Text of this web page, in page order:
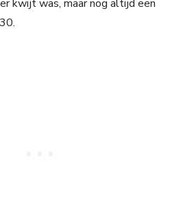
kwijt was, maar nog altijd een